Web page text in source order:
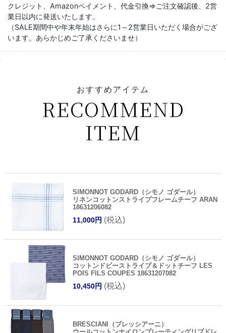
クレジット、Amazonペイメント、代金引換⇒ご注文確認後、2営
業日以内に発送いたします。
（SALE期間中や年末年始はさらに1～2営業日いただく場合がござ
います。あらかじめご了承くださいませ）
おすすめアイテム
RECOMMEND
ITEM
SIMONNOT GODARD（シモノ ゴダール）
リネンコットンストライプフレームチーフ ARAN
18631206082
11,000円 (税込)
SIMONNOT GODARD（シモノ ゴダール）
コットンドビーストライプ＆ドットチーフ LES
POIS FILS COUPES 18631207082
10,450円 (税込)
BRESCIANI（ブレッシアーニ）